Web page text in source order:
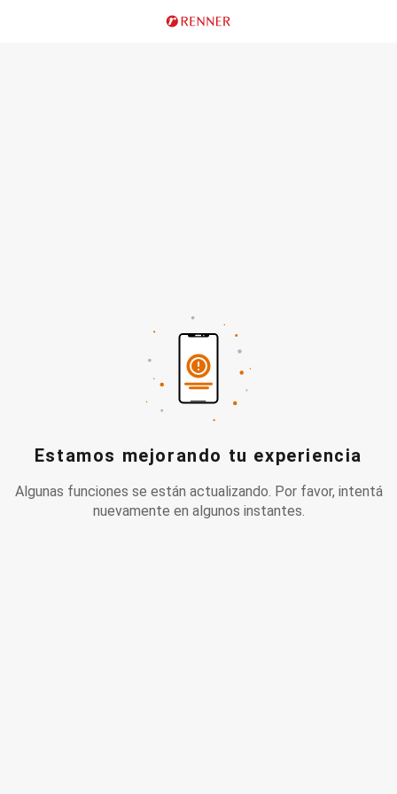
Estamos mejorando tu experiencia
Algunas funciones se están actualizando. Por favor, intentá
nuevamente en algunos instantes.